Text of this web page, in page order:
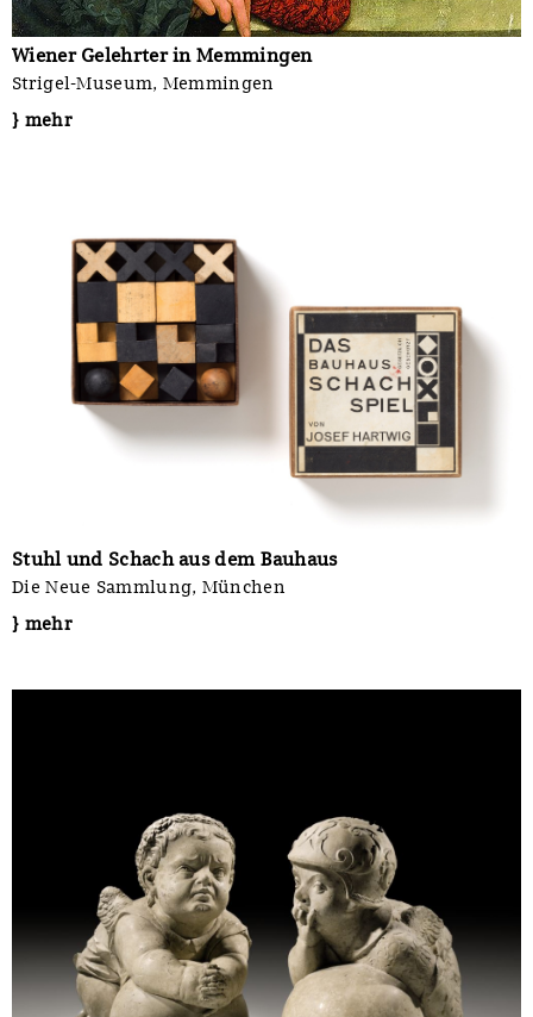
Wiener Gelehrter in Memmingen
Strigel-Museum, Memmingen
} mehr
Stuhl und Schach aus dem Bauhaus
Die Neue Sammlung, München
} mehr